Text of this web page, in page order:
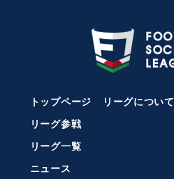
トップページ リーグについて
リーグ参戦
リーグ一覧
ニュース